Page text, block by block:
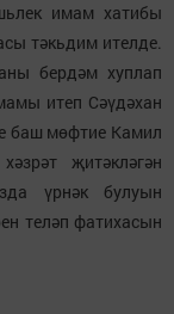
имам хатибы
тәкьдим ителде.
бердәм хуплап
итеп Сәүдәхан
баш мөфтие Камил
җитәкләгән
үрнәк булуын
теләп фатихасын